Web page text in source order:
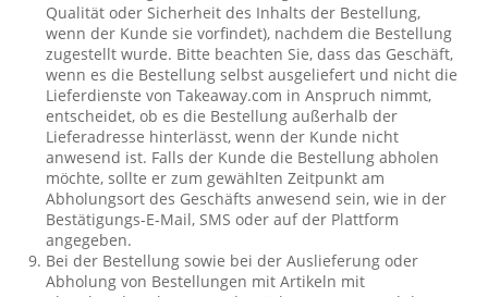
Qualität oder Sicherheit des Inhalts der Bestellung,
wenn der Kunde sie vorfindet), nachdem die Bestellung
zugestellt wurde. Bitte beachten Sie, dass das Geschäft,
wenn es die Bestellung selbst ausgeliefert und nicht die
Lieferdienste von Takeaway.com in Anspruch nimmt,
entscheidet, ob es die Bestellung außerhalb der
Lieferadresse hinterlässt, wenn der Kunde nicht
anwesend ist. Falls der Kunde die Bestellung abholen
möchte, sollte er zum gewählten Zeitpunkt am
Abholungsort des Geschäfts anwesend sein, wie in der
Bestätigungs-E-Mail, SMS oder auf der Plattform
angegeben.
Bei der Bestellung sowie bei der Auslieferung oder
Abholung von Bestellungen mit Artikeln mit